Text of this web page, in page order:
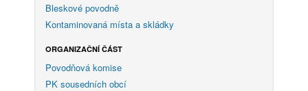
Bleskové povodně
Kontaminovaná místa a skládky
ORGANIZAČNÍ ČÁST
Povodňová komise
PK sousedních obcí